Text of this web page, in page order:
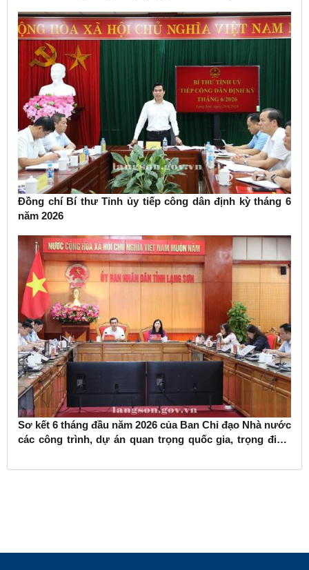
Đồng chí Bí thư Tỉnh ủy tiếp công dân định kỳ tháng 6
năm 2026
Sơ kết 6 tháng đầu năm 2026 của Ban Chỉ đạo Nhà nước
các công trình, dự án quan trọng quốc gia, trọng điểm